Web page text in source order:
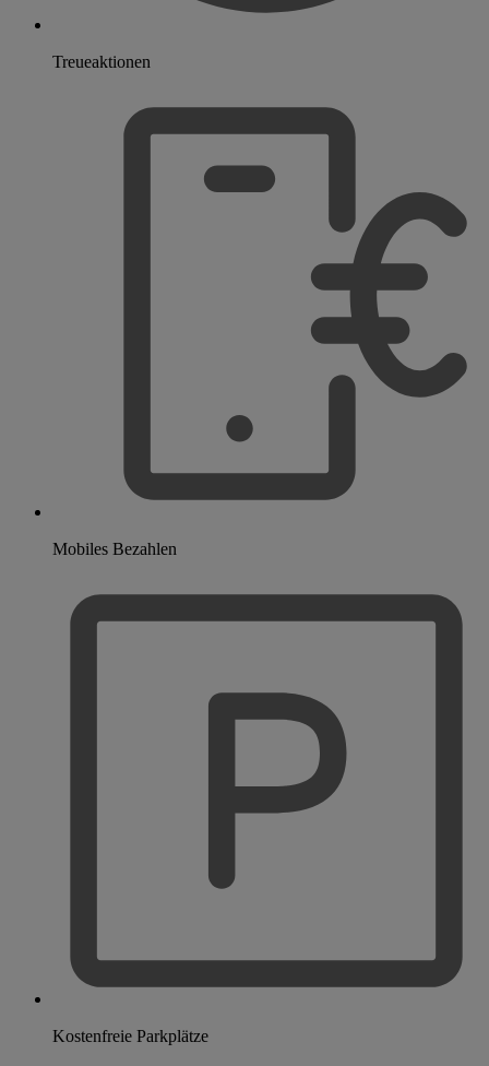
Treueaktionen
Mobiles Bezahlen
Kostenfreie Parkplätze